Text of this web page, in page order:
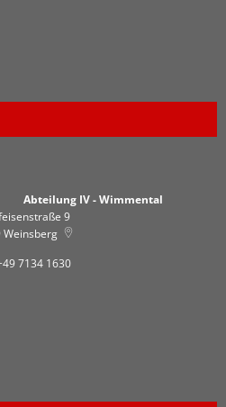
IV - Wimmental
9
Weinsberg
7134 1630